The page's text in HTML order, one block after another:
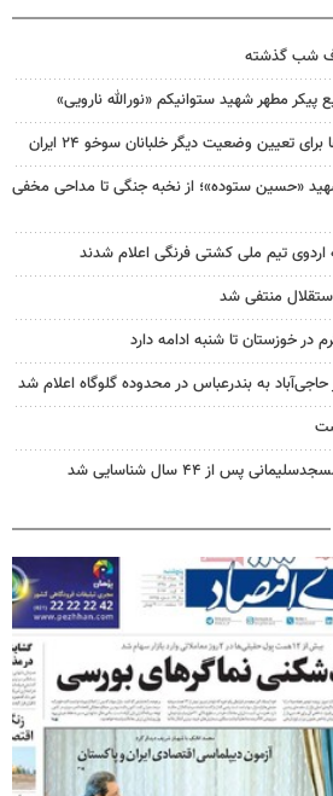
پیکر مطهر شهید ستوانیکم «نورالله نارویی»
تعیین وضعیت دیگر خلبانان سوخو ۲۴ ایران
«حسین ستوده»؛ از نخبه جنگی تا مداحی مخفی
تیم ملی کشتی فرنگی اعلام شدند
منتفی شد
در خوزستان تا شنبه ادامه دارد
به بندرعباس در محدوده گلوگاه اعلام شد
پس از ۴۴ سال شناسایی شد